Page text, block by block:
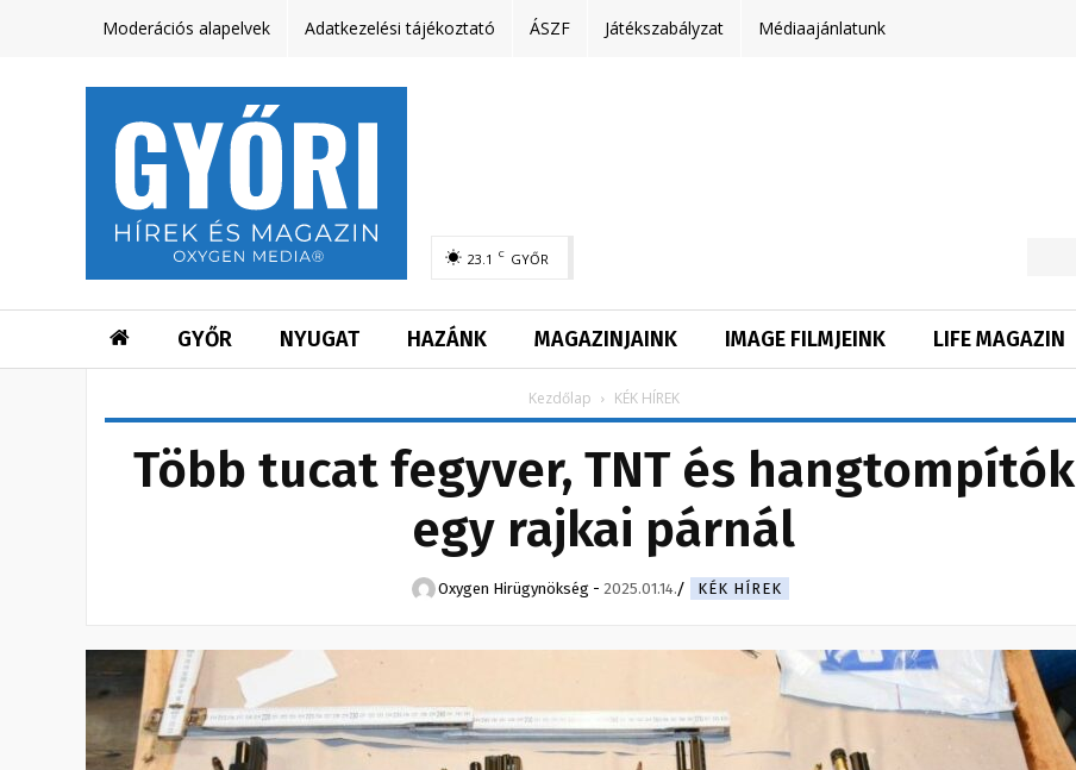
Moderációs alapelvek Adatkezelési tájékoztató ÁSZF Játékszabályzat Médiaajánlatunk
23.1 C GYŐR
GYŐR NYUGAT HAZÁNK MAGAZINJAINK IMAGE FILMJEINK LIFE MAGAZIN
Kezdőlap KÉK HÍREK
Több tucat fegyver, TNT és hangtompítók
egy rajkai párnál
Oxygen Hirügynökség - 2025.01.14. KÉK HÍREK